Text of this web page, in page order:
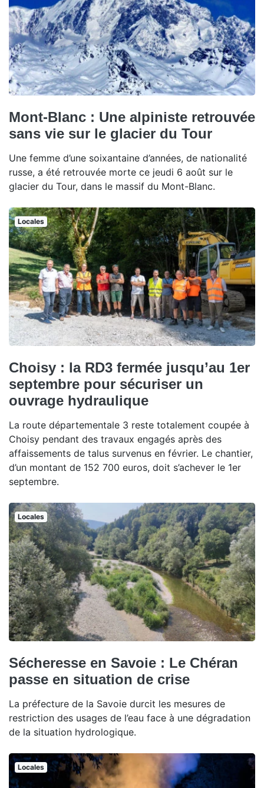
Mont-Blanc : Une alpiniste retrouvée
sans vie sur le glacier du Tour
Une femme d’une soixantaine d’années, de nationalité
russe, a été retrouvée morte ce jeudi 6 août sur le
glacier du Tour, dans le massif du Mont-Blanc.
Locales
Choisy : la RD3 fermée jusqu’au 1er
septembre pour sécuriser un
ouvrage hydraulique
La route départementale 3 reste totalement coupée à
Choisy pendant des travaux engagés après des
affaissements de talus survenus en février. Le chantier,
d’un montant de 152 700 euros, doit s’achever le 1er
septembre.
Locales
Sécheresse en Savoie : Le Chéran
passe en situation de crise
La préfecture de la Savoie durcit les mesures de
restriction des usages de l’eau face à une dégradation
de la situation hydrologique.
Locales